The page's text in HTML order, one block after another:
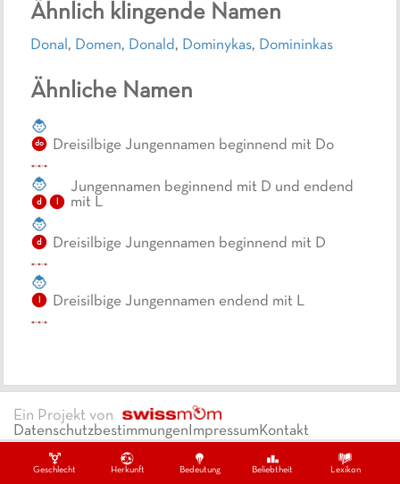
Geschlecht Herkunft Bedeutung Beliebtheit Lexikon
Ähnlich klingende Namen
Donal, Domen, Donald, Dominykas, Domininkas
Ähnliche Namen
do Dreisilbige Jungennamen beginnend mit Do
d
Jungennamen beginnend mit D und endend
mit L
d Dreisilbige Jungennamen beginnend mit D
Dreisilbige Jungennamen endend mit L
Ein Projekt von
DatenschutzbestimmungenImpressumKontakt
Copywrite ©2026swissmom